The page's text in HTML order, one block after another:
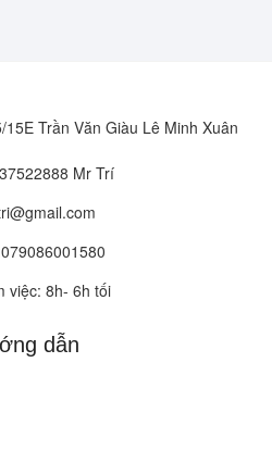
Trần Văn Giàu Lê Minh Xuân
Mr Trí
việc: 8h- 6h tối
dẫn